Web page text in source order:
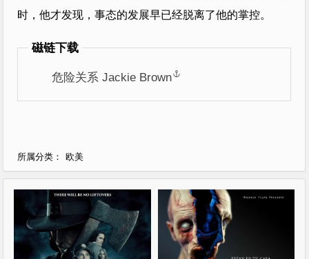
所属分类： 欧美
时，他才发现，事态的发展早已经脱离了他的掌控。
磁链下载
危险关系 Jackie Brown